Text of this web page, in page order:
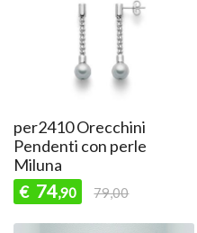
per2410 Orecchini
Pendenti con perle
Miluna
€ 74,90 79,00